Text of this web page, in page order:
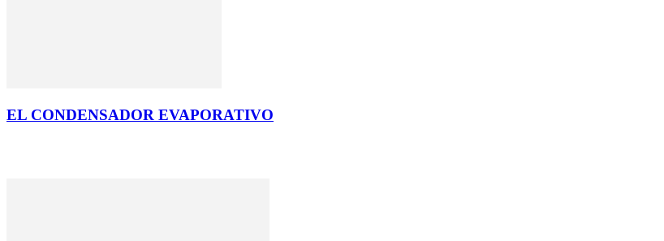
EL CONDENSADOR EVAPORATIVO